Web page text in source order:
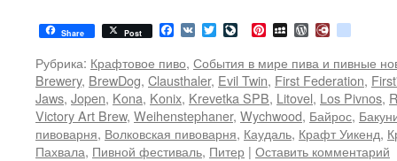
Share Post Facebook
VK TwitterLiveJournal
PinterestMySpaceWordPress
Diary.Ru
Рубрика: Крафтовое пиво, События в мире пива и пивные
Brewery, BrewDog, Clausthaler, Evil Twin, First Federation,
Jaws, Jopen, Kona, Konix, Krevetka SPB, Litovel, Los Pivnos,
Victory Art Brew, Weihenstephaner, Wychwood, Байрос,
пивоварня, Волковская пивоварня, Каудаль, Крафт Уикенд,
Пахвала, Пивной фестиваль, Питер | Оставить комментарий